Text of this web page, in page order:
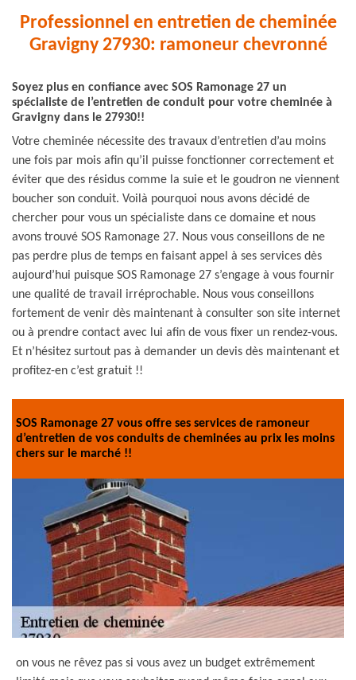
Professionnel en entretien de cheminée
Gravigny 27930: ramoneur chevronné
Soyez plus en confiance avec SOS Ramonage 27 un
spécialiste de l’entretien de conduit pour votre cheminée à
Gravigny dans le 27930!!
Votre cheminée nécessite des travaux d’entretien d’au moins
une fois par mois afin qu’il puisse fonctionner correctement et
éviter que des résidus comme la suie et le goudron ne viennent
boucher son conduit. Voilà pourquoi nous avons décidé de
chercher pour vous un spécialiste dans ce domaine et nous
avons trouvé SOS Ramonage 27. Nous vous conseillons de ne
pas perdre plus de temps en faisant appel à ses services dès
aujourd’hui puisque SOS Ramonage 27 s’engage à vous fournir
une qualité de travail irréprochable. Nous vous conseillons
fortement de venir dès maintenant à consulter son site internet
ou à prendre contact avec lui afin de vous fixer un rendez-vous.
Et n’hésitez surtout pas à demander un devis dès maintenant et
profitez-en c’est gratuit !!
SOS Ramonage 27 vous offre ses services de ramoneur
d’entretien de vos conduits de cheminées au prix les moins
chers sur le marché !!
on vous ne rêvez pas si vous avez un budget extrêmement